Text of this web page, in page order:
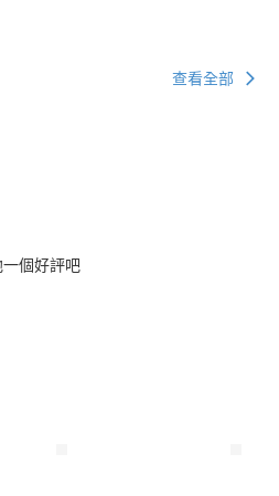
查看全部
個好評吧